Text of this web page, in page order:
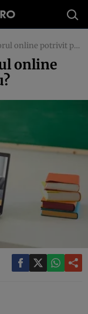
potrivit pentru copilul tău?
online